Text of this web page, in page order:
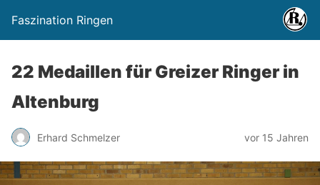
Faszination Ringen
22 Medaillen für Greizer Ringer in
Altenburg
Erhard Schmelzer vor 15 Jahren